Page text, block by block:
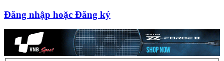
Đăng nhập hoặc Đăng ký